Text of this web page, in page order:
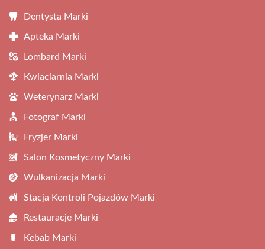
Dentysta Marki
Apteka Marki
Lombard Marki
Kwiaciarnia Marki
Weterynarz Marki
Fotograf Marki
Fryzjer Marki
Salon Kosmetyczny Marki
Wulkanizacja Marki
Stacja Kontroli Pojazdów Marki
Restauracje Marki
Kebab Marki